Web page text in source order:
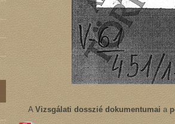
A Vizsgálati dosszié dokumentumai a